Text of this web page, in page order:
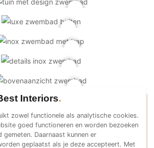
vloeren
Nouv'eau Inox
Interiors
zowel functionele als analytische cookies.
goed functioneren en worden bezoeken
Daarnaast kunnen er
geplaatst als je deze accepteert. Met